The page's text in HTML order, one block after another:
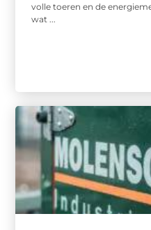
volle toeren en de
wat ...